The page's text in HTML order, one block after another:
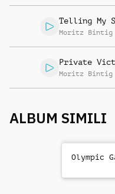
Telling My
Moritz Bintig
Private
Moritz Bintig
ALBUM SIMILI
Olympic